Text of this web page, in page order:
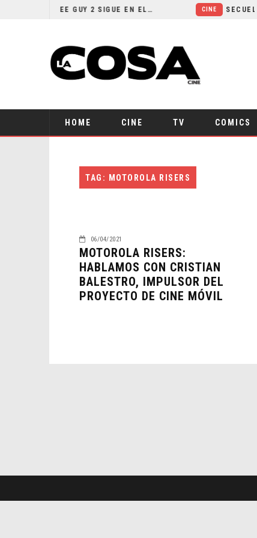
¿POR QUÉ FREE GUY 2 SIGUE EN EL LIMBO?
HOME CINE TV COMICS
TAG: MOTOROLA RISERS
06/04/2021
MOTOROLA RISERS:
HABLAMOS CON CRISTIAN
BALESTRO, IMPULSOR DEL
PROYECTO DE CINE MÓVIL